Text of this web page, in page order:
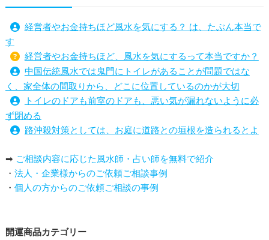
経営者やお金持ちほど風水を気にする？ は、たぶん本当で
す
経営者やお金持ちほど、風水を気にするって本当ですか？
中国伝統風水では鬼門にトイレがあることが問題ではな
く、家全体の間取りから、どこに位置しているのかが大切
トイレのドアも前室のドアも、悪い気が漏れないように必
ず閉める
路沖殺対策としては、お庭に道路との垣根を造られるとよ
庭を広げると路沖殺（ろちゅうさつ）は防げますか？
トイレ前室のドアの開け閉めについて
増築して家相の中心軸が変わると、鬼門の方角にあるトイ
占い師さんは、幽霊を見たことがありますか？
➡ ご相談内容に応じた風水師・占い師を無料で紹介
・ 法人・企業様からのご依頼ご相談事例
・ 個人の方からのご依頼ご相談の事例
開運商品カテゴリー